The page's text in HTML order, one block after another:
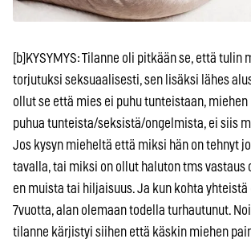
[b]KYSYMYS: Tilanne oli pitkään se, että tulin
torjutuksi seksuaalisesti, sen lisäksi lähes
ollut se että mies ei puhu tunteistaan, miehen
puhua tunteista/seksistä/ongelmista, ei siis
Jos kysyn mieheltä että miksi hän on tehnyt
tavalla, tai miksi on ollut haluton tms vastaus
en muista tai hiljaisuus. Ja kun kohta yhteistä
7vuotta, alan olemaan todella turhautunut.
tilanne kärjistyi siihen että käskin miehen